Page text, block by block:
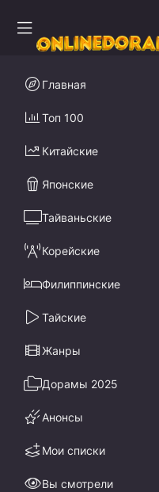
Главная
Топ 100
Китайские
Японские
Тайваньские
Корейские
Филиппинские
Тайские
Жанры
Дорамы 2025
Анонсы
Мои списки
Вы смотрели